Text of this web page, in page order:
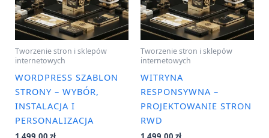
Tworzenie stron i sklepów
internetowych
WORDPRESS SZABLON
STRONY – WYBÓR,
INSTALACJA I
PERSONALIZACJA
Tworzenie stron i sklepów
internetowych
WITRYNA
RESPONSYWNA –
PROJEKTOWANIE STRON
RWD